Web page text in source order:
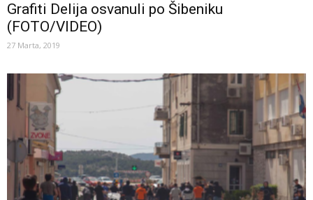
Grafiti Delija osvanuli po Šibeniku
(FOTO/VIDEO)
27 Marta, 2019